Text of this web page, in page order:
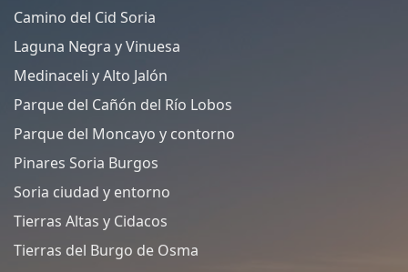
Camino del Cid Soria
Laguna Negra y Vinuesa
Medinaceli y Alto Jalón
Parque del Cañón del Río Lobos
Parque del Moncayo y contorno
Pinares Soria Burgos
Soria ciudad y entorno
Tierras Altas y Cidacos
Tierras del Burgo de Osma